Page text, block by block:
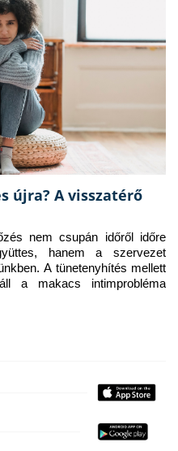
újra? A visszatérő
nem csupán időről időre
hanem a szervezet
A tünetenyhítés mellett
a makacs intimprobléma